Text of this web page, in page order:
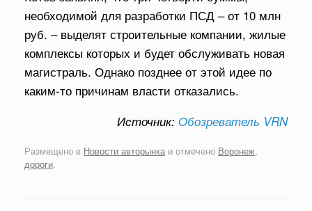
необходимой для разработки ПСД – от 10 млн
руб. – выделят строительные компании, жилые
комплексы которых и будет обслуживать новая
магистраль. Однако позднее от этой идее по
каким-то причинам власти отказались.
Источник: Обозреватель VRN
Размещено в Новости авторынка и отмечено Воронеж,
дороги.